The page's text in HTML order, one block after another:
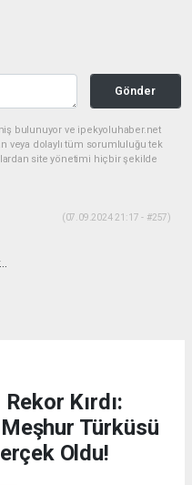
Gönder
bulunuyor ve ipekyoluhaber.net
veya dolaylı tüm sorumluluğu tek
site yönetimi hiçbir şekilde
(07.09.2024 21:17 - #257)
Kırdı:
Türküsü
Oldu!